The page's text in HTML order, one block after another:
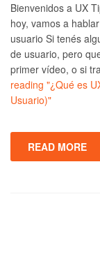
Bienvenidos a UX
hoy, vamos a
usuario Si tenés
de usuario, pero
primer vídeo, o si
reading "¿Qué es
Usuario)"
READ MORE